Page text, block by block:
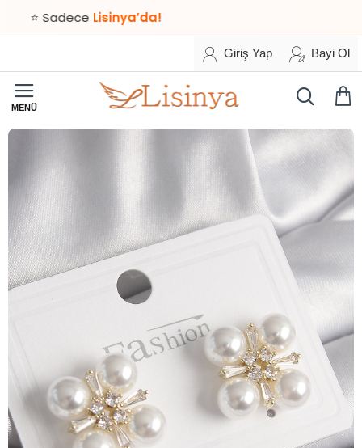
SadeceLisinya’da!
Giriş Yap Bayi Ol